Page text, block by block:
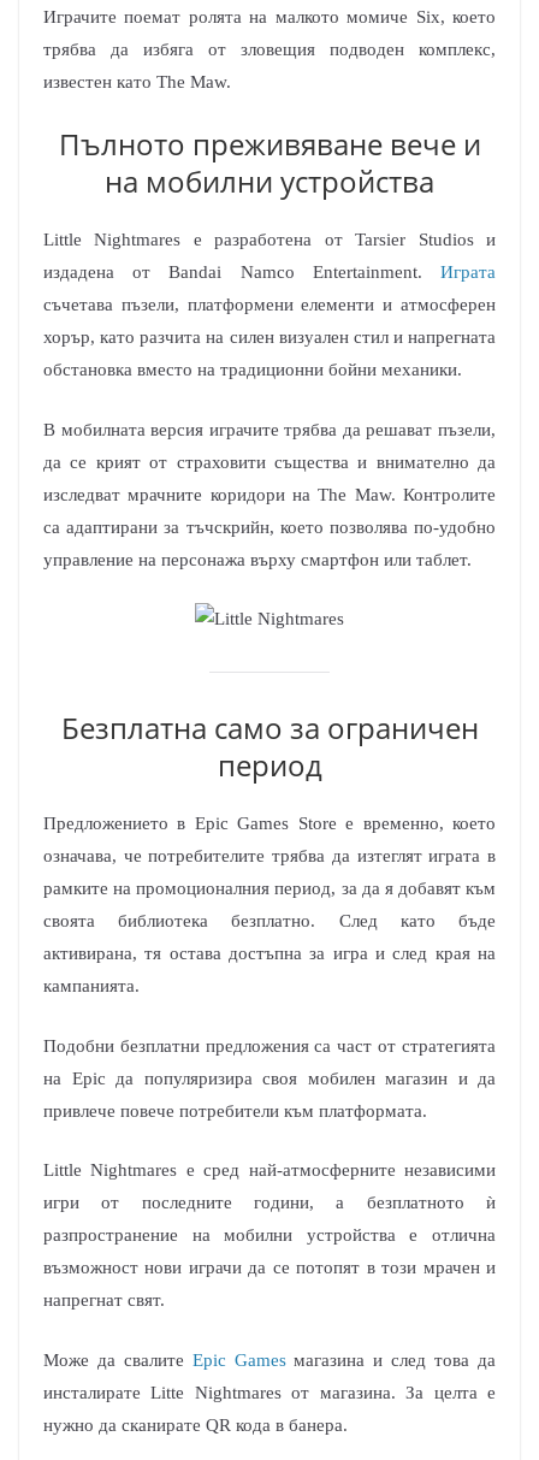
Играчите поемат ролята на малкото момиче Six, което
трябва да избяга от зловещия подводен комплекс,
известен като The Maw.
Пълното преживяване вече и
на мобилни устройства
Little Nightmares е разработена от Tarsier Studios и
издадена от Bandai Namco Entertainment. Играта
съчетава пъзели, платформени елементи и атмосферен
хорър, като разчита на силен визуален стил и напрегната
обстановка вместо на традиционни бойни механики.
В мобилната версия играчите трябва да решават пъзели,
да се крият от страховити същества и внимателно да
изследват мрачните коридори на The Maw. Контролите
са адаптирани за тъчскрийн, което позволява по-удобно
управление на персонажа върху смартфон или таблет.
Безплатна само за ограничен
период
Предложението в Epic Games Store е временно, което
означава, че потребителите трябва да изтеглят играта в
рамките на промоционалния период, за да я добавят към
своята библиотека безплатно. След като бъде
активирана, тя остава достъпна за игра и след края на
кампанията.
Подобни безплатни предложения са част от стратегията
на Epic да популяризира своя мобилен магазин и да
привлече повече потребители към платформата.
Little Nightmares е сред най-атмосферните независими
игри от последните години, а безплатното ѝ
разпространение на мобилни устройства е отлична
възможност нови играчи да се потопят в този мрачен и
напрегнат свят.
Може да свалите Epic Gamesмагазина и след това да
инсталирате Litte Nightmares от магазина. За целта е
нужно да сканирате QR кода в банера.